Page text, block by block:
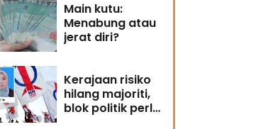
Main kutu:
Menabung atau
jerat diri?
Kerajaan risiko
hilang majoriti,
blok politik perlu